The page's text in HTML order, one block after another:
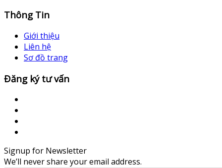
Thông Tin
Giới thiệu
Liên hệ
Sơ đồ trang
Đăng ký tư vấn
Signup for Newsletter
We’ll never share your email address.